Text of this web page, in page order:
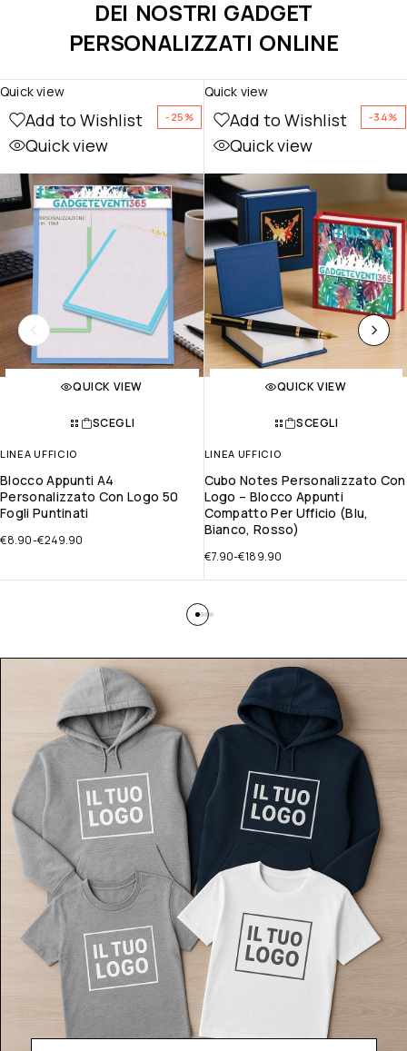
DEI NOSTRI GADGET
PERSONALIZZATI ONLINE
-25%
Add to Wishlist
Quick view
QUICK VIEW
SCEGLI
LINEA UFFICIO
Blocco Appunti A4
Personalizzato Con Logo 50
Fogli Puntinati
€8.90-€249.90
Quick view
-34%
Add to Wishlist
Quick view
QUICK VIEW
SCEGLI
LINEA UFFICIO
Cubo Notes Personalizzato Con
Logo – Blocco Appunti
Compatto Per Ufficio (Blu,
Bianco, Rosso)
€7.90-€189.90
Quick view